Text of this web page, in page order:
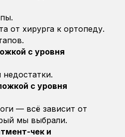
от хирурга к ортопеду.
с уровня
с уровня
— всё зависит от
мы выбрали.
чек и